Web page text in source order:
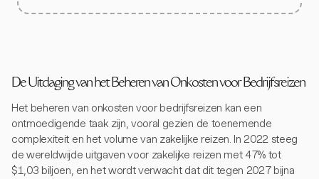
De Uitdaging van het Beheren van Onkosten voor Bedrijfsreizen
Het beheren van onkosten voor bedrijfsreizen kan een
ontmoedigende taak zijn, vooral gezien de toenemende
complexiteit en het volume van zakelijke reizen. In 2022 steeg
de wereldwijde uitgaven voor zakelijke reizen met 47% tot
$1,03 biljoen, en het wordt verwacht dat dit tegen 2027 bijna